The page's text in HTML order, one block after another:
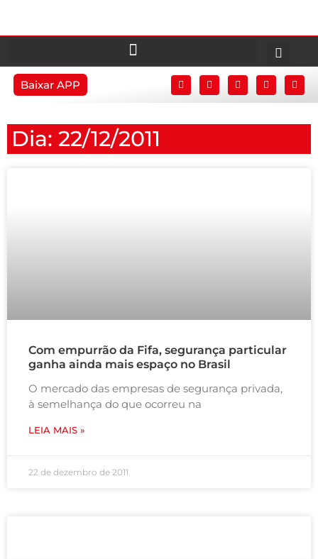
Baixar APP
Dia: 22/12/2011
Com empurrão da Fifa, segurança particular
ganha ainda mais espaço no Brasil
O mercado das empresas de segurança privada,
à semelhança do que ocorreu na
LEIA MAIS »
22 de dezembro de 2011